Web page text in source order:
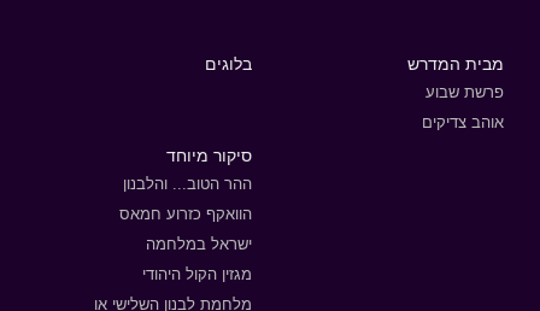
מבית המדרש
פרשת שבוע
אוהב צדיקים
בלוגים
סיקור מיוחד
ההר הטוב... והלבנון
הוואקף כזרוע חמאס
ישראל במלחמה
מגזין הקול היהודי
מלחמת לבנון השלישי או